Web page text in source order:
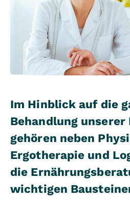
Im Hinblick auf die
Behandlung
gehören neben
Ergotherapie und
die
wichtigen